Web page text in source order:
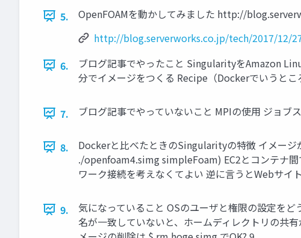
5.
OpenFOAMを動かしてみました http://
http://blog.serverworks.co.jp/tech/2017/12/
6.
ブログ記事でやったこと SingularityをAmazon
分でイメージをつくる Recipe（Dockerでいうと
7. ブログ記事でやっていないこと MPIの使用 ジョ
8.
Dockerと比べたときのSingularityの特徴 イメー
./openfoam4.simg simpleFoam) EC2とコンテナ
ワーク接続を考えなくてよい 逆に言うとWebサイ
9.
気になっていること OSのユーザと権限の設定を
名が一致していないと、ホームディレクトリの共